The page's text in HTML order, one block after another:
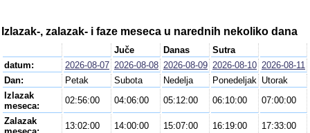
Izlazak-, zalazak- i faze meseca u narednih nekoliko dana
Juče Danas
Sutra
datum:
2026-08-07 2026-08-08 2026-08-09 2026-08-10 2026-08-11
Dan:
Petak Subota Nedelja Ponedeljak Utorak
Izlazak
meseca:
02:56:00 04:06:00 05:12:00 06:10:00
07:00:00
Zalazak
13:02:00 14:00:00 15:07:00 16:19:00 17:33:00